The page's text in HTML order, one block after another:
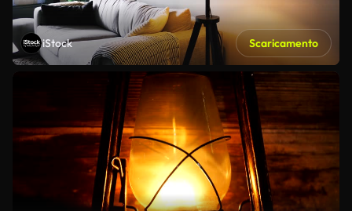
iStock Scaricamento